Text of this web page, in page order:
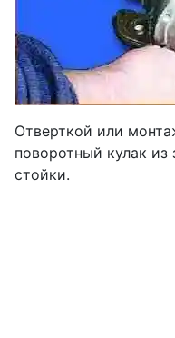
Отверткой или
поворотный кулак
стойки.